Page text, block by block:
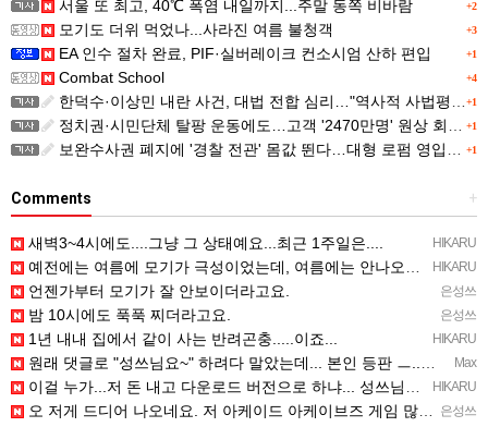
+2
서울 또 최고, 40℃ 폭염 내일까지...주말 동쪽 비바람
+3
모기도 더위 먹었나...사라진 여름 불청객
+1
EA 인수 절차 완료, PIF·실버레이크 컨소시엄 산하 편입
+4
Combat School
+1
한덕수·이상민 내란 사건, 대법 전합 심리…"역사적 사법평가"(종합)
+1
정치권·시민단체 탈팡 운동에도…고객 '2470만명' 원상 회복, "고물가에 돌팡"
+1
보완수사권 폐지에 '경찰 전관' 몸값 뛴다…대형 로펌 영입전쟁
+
Comments
HIKARU
새벽3~4시에도....그냥 그 상태예요...최근 1주일은....
HIKARU
예전에는 여름에 모기가 극성이었는데, 여름에는 안나오는 것 같은.....ㅎ ㅎ)
은성쓰
언젠가부터 모기가 잘 안보이더라고요.
은성쓰
밤 10시에도 푹푹 찌더라고요.
HIKARU
1년 내내 집에서 같이 사는 반려곤충.....이죠...
Max
원래 댓글로 "성쓰님요~" 하려다 말았는데... 본인 등판 ㅡ..ㅡy~
HIKARU
이걸 누가...저 돈 내고 다운로드 버전으로 하냐... 성쓰님이 계셨다!!!...
은성쓰
오 저게 드디어 나오네요. 저 아케이드 아케이브즈 게임 많이 샀는데요 ㅎㅎㅎ